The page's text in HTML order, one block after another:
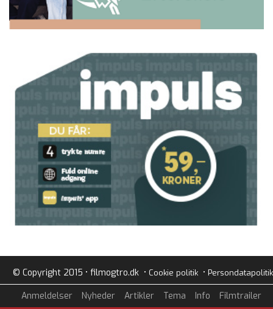
© Copyright 2015 • filmogtro.dk • Cookie politik• Persondatapolitik
Anmeldelser Nyheder Artikler Tema Info Filmtrailer